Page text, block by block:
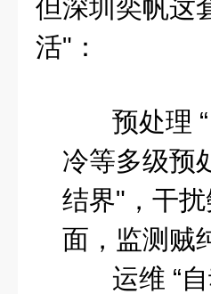
但深圳奕帆这
活"：
预处理
冷等多级预
结界"，干
面，监测贼
运维 “